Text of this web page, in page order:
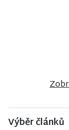
Výběr článků